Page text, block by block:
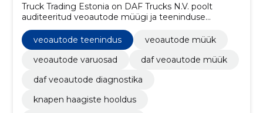
Truck Trading Estonia on DAF Trucks N.V. poolt
auditeeritud veoautode müügi ja teeninduse
ettevõte, mis pakub oma töötajatele paindlikku
tööaega, hoolitseb nende tervise eest ning
võimaldab professionaalset arengut.
veoautode teenindus
veoautode müük
veoautode varuosad
daf veoautode müük
daf veoautode diagnostika
knapen haagiste hooldus